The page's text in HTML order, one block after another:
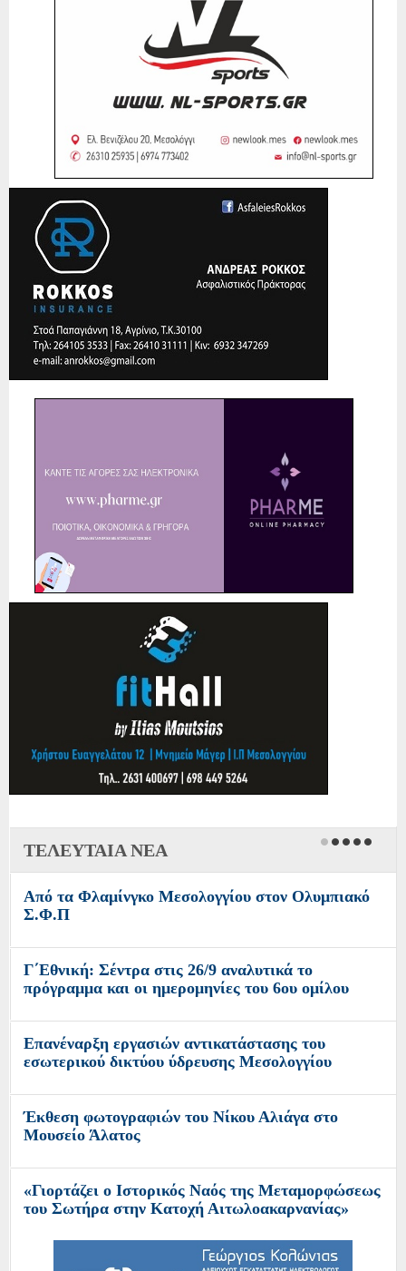
ΤΕΛΕΥΤΑΙΑ ΝΕΑ
Από τα Φλαμίνγκο Μεσολογγίου στον Ολυμπιακό
Σ.Φ.Π
Γ΄Εθνική: Σέντρα στις 26/9 αναλυτικά το
πρόγραμμα και οι ημερομηνίες του 6ου ομίλου
Επανέναρξη εργασιών αντικατάστασης του
εσωτερικού δικτύου ύδρευσης Μεσολογγίου
Έκθεση φωτογραφιών του Νίκου Αλιάγα στο
Μουσείο Άλατος
«Γιορτάζει ο Ιστορικός Ναός της Μεταμορφώσεως
του Σωτήρα στην Κατοχή Αιτωλοακαρνανίας»